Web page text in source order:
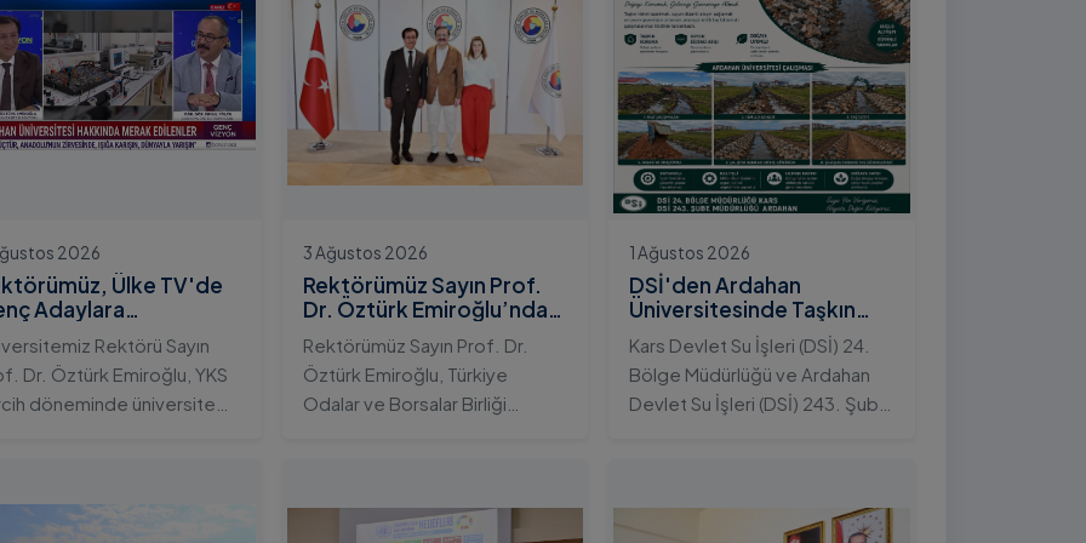
2026
Ülke TV'de
Adaylara
Eğitim
ve Sunduğu
İmkânları Anlattı
Rektörü Sayın
Dr. Öztürk Emiroğlu, YKS
döneminde üniversite
yetkinliğini, akademik
3 Ağustos 2026
Rektörümüz Sayın Prof.
Dr. Öztürk Emiroğlu’ndan
TOBB Başkanı Sayın M.
Rifat Hisarcıklıoğlu’na
Ziyaret
Rektörümüz Sayın Prof. Dr.
Öztürk Emiroğlu, Türkiye
Odalar ve Borsalar Birliği
Rektörümüze, eşi Sayın Dr.
1 Ağustos 2026
DSİ'den Ardahan
Üniversitesinde Taşkın
Koruma Projesi: İstifli Taş
Tahkimatı Çalışmaları
Tamamlandı
Kars Devlet Su İşleri (DSİ) 24.
Bölge Müdürlüğü ve Ardahan
Devlet Su İşleri (DSİ) 243. Şube
Üniversitesi yerleşkesinde